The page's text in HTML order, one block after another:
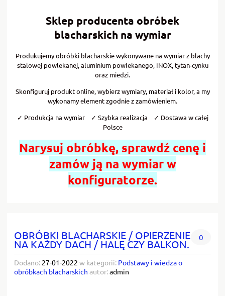
Sklep producenta obróbek
blacharskich na wymiar
Produkujemy obróbki blacharskie wykonywane na wymiar z blachy
stalowej powlekanej, aluminium powlekanego, INOX, tytan-cynku
oraz miedzi.
Skonfiguruj produkt online, wybierz wymiary, materiał i kolor, a my
wykonamy element zgodnie z zamówieniem.
✓ Produkcja na wymiar ✓ Szybka realizacja ✓ Dostawa w całej
Polsce
Narysuj obróbkę, sprawdź cenę i
zamów ją na wymiar w
konfiguratorze.
OBRÓBKI BLACHARSKIE / OPIERZENIE
NA KAŻDY DACH / HALĘ CZY BALKON.
0
Dodano: 27-01-2022 w kategorii: Podstawy i wiedza o
obróbkach blacharskich autor:admin